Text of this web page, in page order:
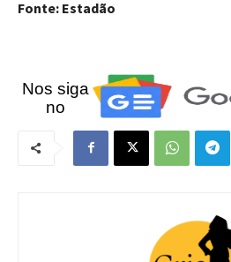
Fonte: Estadão
Nos siga
no